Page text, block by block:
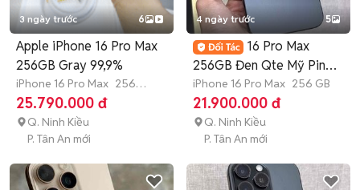
3 ngày trước 6
Apple iPhone 16 Pro Max
256GB Gray 99,9%
iPhone 16 Pro Max 256
GB Còn bảo hành
25.790.000 đ
Q. Ninh Kiều
P. Tân An mới
4 ngày trước 5
16 Pro Max
256GB Đen Qte Mỹ Pin
95 98% Imei 928273
iPhone 16 Pro Max 256 GB
21.900.000 đ
Q. Ninh Kiều
P. Tân An mới